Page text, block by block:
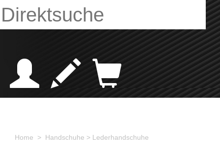
Home > Handschuhe > Lederhandschuhe